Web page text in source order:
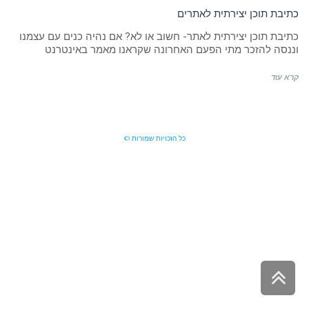
כתיבת תוכן יצירתית לאתרים
כתיבת תוכן יצירתית לאתר- חשוב או לא? אם נהיה כנים עם עצמנו
וננסה להזכר מתי הפעם האחרונה שקראנו מאמר באינטרנט
קרא עוד
כל הזכויות שמורות ©
לראש